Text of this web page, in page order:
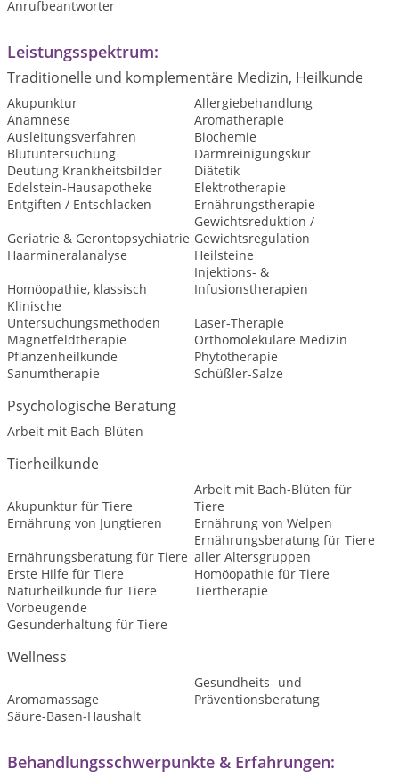
Anrufbeantworter
Leistungsspektrum:
Traditionelle und komplementäre Medizin, Heilkunde
Akupunktur
Allergiebehandlung
Anamnese
Aromatherapie
Ausleitungsverfahren
Biochemie
Blutuntersuchung
Darmreinigungskur
Deutung Krankheitsbilder
Diätetik
Edelstein-Hausapotheke
Elektrotherapie
Entgiften / Entschlacken
Ernährungstherapie
Geriatrie & Gerontopsychiatrie
Gewichtsreduktion /
Gewichtsregulation
Haarmineralanalyse
Heilsteine
Homöopathie, klassisch
Injektions- &
Infusionstherapien
Klinische
Untersuchungsmethoden
Laser-Therapie
Magnetfeldtherapie
Orthomolekulare Medizin
Pflanzenheilkunde
Phytotherapie
Sanumtherapie
Schüßler-Salze
Psychologische Beratung
Arbeit mit Bach-Blüten
Tierheilkunde
Akupunktur für Tiere
Arbeit mit Bach-Blüten für
Tiere
Ernährung von Jungtieren
Ernährung von Welpen
Ernährungsberatung für Tiere
Ernährungsberatung für Tiere
aller Altersgruppen
Erste Hilfe für Tiere
Homöopathie für Tiere
Naturheilkunde für Tiere
Tiertherapie
Vorbeugende
Gesunderhaltung für Tiere
Wellness
Aromamassage
Gesundheits- und
Präventionsberatung
Säure-Basen-Haushalt
Behandlungsschwerpunkte & Erfahrungen: